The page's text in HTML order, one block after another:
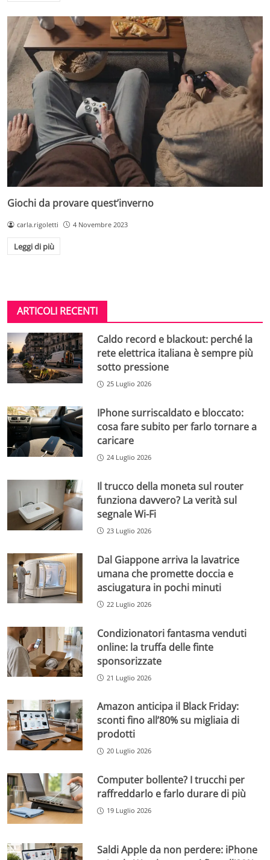
Giochi da provare quest’inverno
carla.rigoletti 4 Novembre 2023
Leggi di più
ARTICOLI RECENTI
Caldo record e blackout: perché la
rete elettrica italiana è sempre più
sotto pressione
25 Luglio 2026
IPhone surriscaldato e bloccato:
cosa fare subito per farlo tornare a
caricare
24 Luglio 2026
Il trucco della moneta sul router
funziona davvero? La verità sul
segnale Wi-Fi
23 Luglio 2026
Dal Giappone arriva la lavatrice
umana che promette doccia e
asciugatura in pochi minuti
22 Luglio 2026
Condizionatori fantasma venduti
online: la truffa delle finte
sponsorizzate
21 Luglio 2026
Amazon anticipa il Black Friday:
sconti fino all’80% su migliaia di
prodotti
20 Luglio 2026
Computer bollente? I trucchi per
raffreddarlo e farlo durare di più
19 Luglio 2026
Saldi Apple da non perdere: iPhone